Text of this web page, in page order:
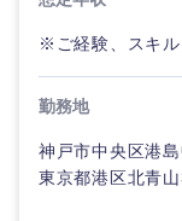
※ご経験、スキ
勤務地
神戸市中央区港
東京都港区北青